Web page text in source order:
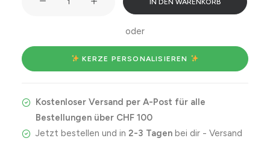
Koffer
Menge
IN DEN WARENKORB
oder
KERZE PERSONALISIEREN
Kostenloser Versand per A-Post für alle
Bestellungen über CHF 100
Jetzt bestellen und in 2-3 Tagenbei dir - Versand